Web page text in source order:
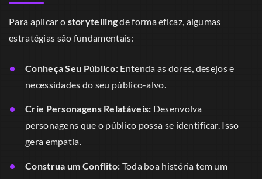
Para aplicar o storytellingde forma eficaz, algumas
estratégias são fundamentais:
Conheça Seu Público: Entenda as dores, desejos e
necessidades do seu público-alvo.
Crie Personagens Relatáveis: Desenvolva
personagens que o público possa se identificar. Isso
gera empatia.
Construa um Conflito: Toda boa história tem um